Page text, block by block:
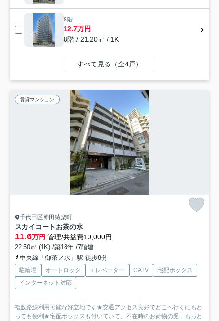
8階
12.7万円
8階 / 21.20㎡ / 1K
すべて見る（全4戸）
賃貸マンション
千代田区神田猿楽町
スカイコートお茶の水
11.6万円 管理/共益費10,000円
22.50㎡ (1K) /築18年 /7階建
中央線「御茶ノ水」駅 徒歩8分
駐輪場 オートロック エレベーター CATV
宅配ボックス
インターネット対応
複数路線利用可能な好立地です★交通アクセス良好でどこへ行くにもと
っても便利★宅配ボックスも付いていて、不在時のお荷物の受... もっと